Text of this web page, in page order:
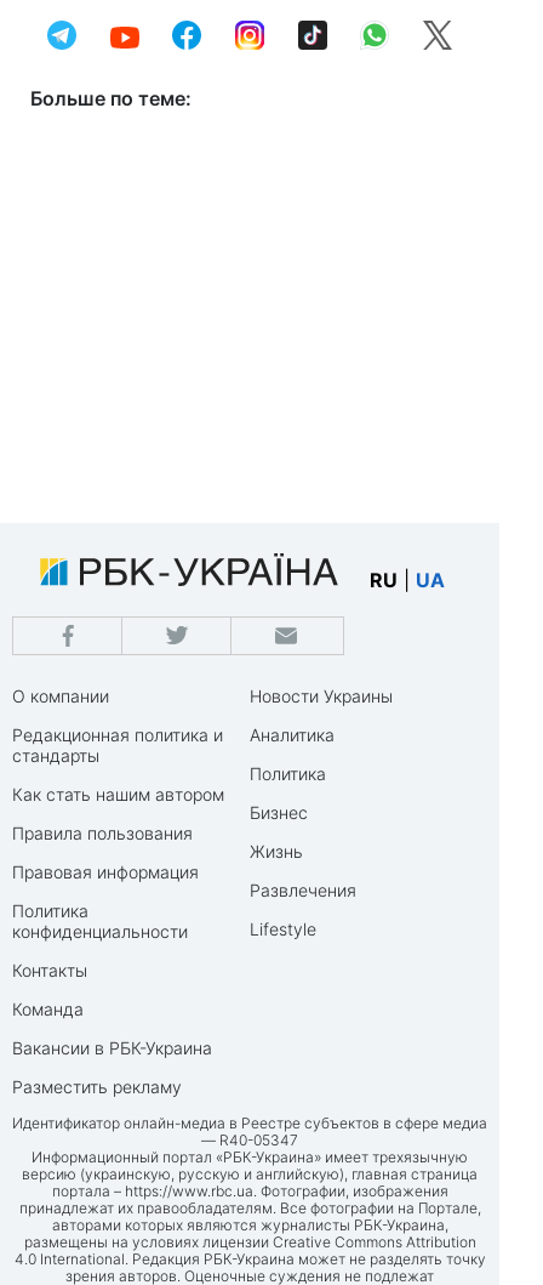
Больше по теме:
RU UA
О компании
Редакционная политика и
стандарты
Как стать нашим автором
Правила пользования
Правовая информация
Политика
конфиденциальности
Контакты
Команда
Вакансии в РБК-Украина
Разместить рекламу
Новости Украины
Аналитика
Политика
Бизнес
Жизнь
Развлечения
Lifestyle
Идентификатор онлайн-медиа в Реестре субъектов в сфере медиа
— R40-05347
Информационный портал «РБК-Украина» имеет трехязычную
версию (украинскую, русскую и английскую), главная страница
портала – https://www.rbc.ua. Фотографии, изображения
принадлежат их правообладателям. Все фотографии на Портале,
авторами которых являются журналисты РБК-Украина,
размещены на условиях лицензии Creative Commons Attribution
4.0 International. Редакция РБК-Украина может не разделять точку
зрения авторов. Оценочные суждения не подлежат